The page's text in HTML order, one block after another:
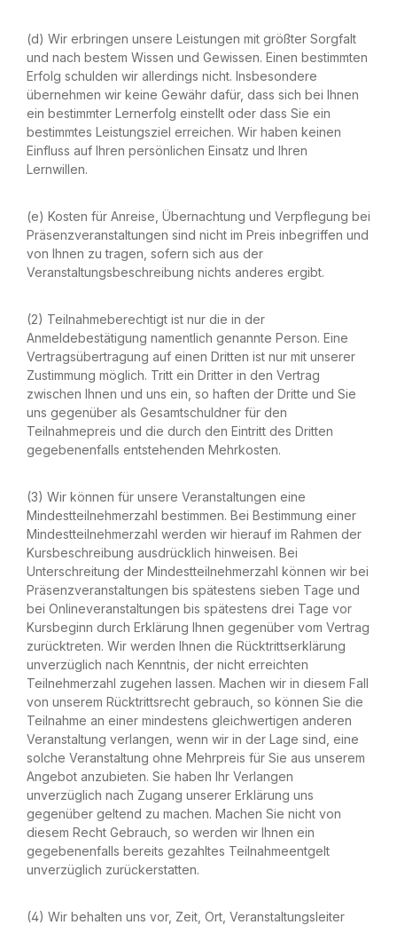
(d) Wir erbringen unsere Leistungen mit größter Sorgfalt
und nach bestem Wissen und Gewissen. Einen bestimmten
Erfolg schulden wir allerdings nicht. Insbesondere
übernehmen wir keine Gewähr dafür, dass sich bei Ihnen
ein bestimmter Lernerfolg einstellt oder dass Sie ein
bestimmtes Leistungsziel erreichen. Wir haben keinen
Einfluss auf Ihren persönlichen Einsatz und Ihren
Lernwillen.
(e) Kosten für Anreise, Übernachtung und Verpflegung bei
Präsenzveranstaltungen sind nicht im Preis inbegriffen und
von Ihnen zu tragen, sofern sich aus der
Veranstaltungsbeschreibung nichts anderes ergibt.
(2) Teilnahmeberechtigt ist nur die in der
Anmeldebestätigung namentlich genannte Person. Eine
Vertragsübertragung auf einen Dritten ist nur mit unserer
Zustimmung möglich. Tritt ein Dritter in den Vertrag
zwischen Ihnen und uns ein, so haften der Dritte und Sie
uns gegenüber als Gesamtschuldner für den
Teilnahmepreis und die durch den Eintritt des Dritten
gegebenenfalls entstehenden Mehrkosten.
(3) Wir können für unsere Veranstaltungen eine
Mindestteilnehmerzahl bestimmen. Bei Bestimmung einer
Mindestteilnehmerzahl werden wir hierauf im Rahmen der
Kursbeschreibung ausdrücklich hinweisen. Bei
Unterschreitung der Mindestteilnehmerzahl können wir bei
Präsenzveranstaltungen bis spätestens sieben Tage und
bei Onlineveranstaltungen bis spätestens drei Tage vor
Kursbeginn durch Erklärung Ihnen gegenüber vom Vertrag
zurücktreten. Wir werden Ihnen die Rücktrittserklärung
unverzüglich nach Kenntnis, der nicht erreichten
Teilnehmerzahl zugehen lassen. Machen wir in diesem Fall
von unserem Rücktrittsrecht gebrauch, so können Sie die
Teilnahme an einer mindestens gleichwertigen anderen
Veranstaltung verlangen, wenn wir in der Lage sind, eine
solche Veranstaltung ohne Mehrpreis für Sie aus unserem
Angebot anzubieten. Sie haben Ihr Verlangen
unverzüglich nach Zugang unserer Erklärung uns
gegenüber geltend zu machen. Machen Sie nicht von
diesem Recht Gebrauch, so werden wir Ihnen ein
gegebenenfalls bereits gezahltes Teilnahmeentgelt
unverzüglich zurückerstatten.
(4) Wir behalten uns vor, Zeit, Ort, Veranstaltungsleiter